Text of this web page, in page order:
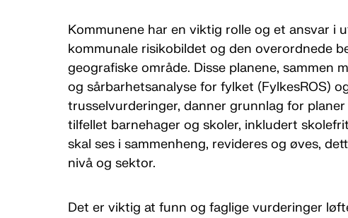
Kommunene har en viktig rolle og et ansvar i
kommunale risikobildet og den overordnede
geografiske område. Disse planene, sammen
og sårbarhetsanalyse for fylket (FylkesROS)
trusselvurderinger, danner grunnlag for
tilfellet barnehager og skoler, inkludert
skal ses i sammenheng, revideres og øves,
nivå og sektor.
Det er viktig at funn og faglige vurderinger